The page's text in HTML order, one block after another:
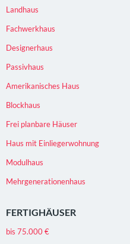
Landhaus
Fachwerkhaus
Designerhaus
Passivhaus
Amerikanisches Haus
Blockhaus
Frei planbare Häuser
Haus mit Einliegerwohnung
Modulhaus
Mehrgenerationenhaus
FERTIGHÄUSER
bis 75.000 €